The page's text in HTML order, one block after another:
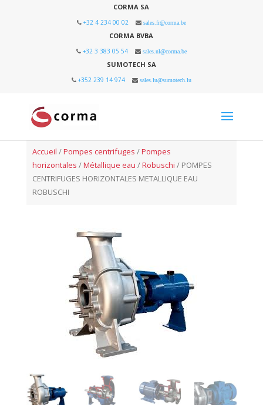
CORMA SA
+32 4 234 00 02 sales.fr@corma.be
CORMA BVBA
+32 3 383 05 54 sales.nl@corma.be
SUMOTECH SA
+352 239 14 974 sales.lu@sumotech.lu
Accueil /Pompes centrifuges /Pompes
horizontales /Métallique eau /Robuschi / POMPES
CENTRIFUGES HORIZONTALES METALLIQUE EAU
ROBUSCHI